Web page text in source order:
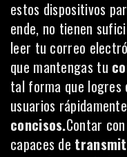
estos dispositivos
ende, no tienen
leer tu correo
que mantengas tu
tal forma que logres
usuarios
concisos.Contar
capaces de